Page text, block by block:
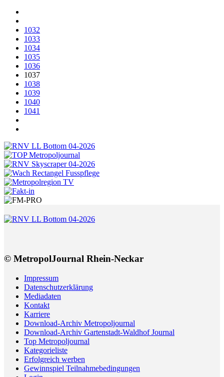
1032
1033
1034
1035
1036
1037
1038
1039
1040
1041
© MetropolJournal Rhein-Neckar
Impressum
Datenschutzerklärung
Mediadaten
Kontakt
Karriere
Download-Archiv Metropoljournal
Download-Archiv Gartenstadt-Waldhof Journal
Top Metropoljournal
Kategorieliste
Erfolgreich werben
Gewinnspiel Teilnahmebedingungen